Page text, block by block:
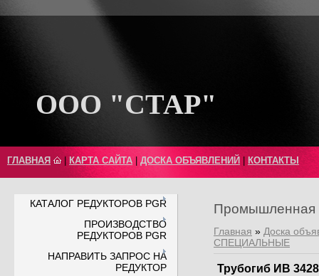
ООО "СТАР"
ГЛАВНАЯ КАРТА САЙТА ДОСКА ОБЪЯВЛЕНИЙ КОНТАКТЫ
КАТАЛОГ РЕДУКТОРОВ PGR
ПРОИЗВОДСТВО
РЕДУКТОРОВ PGR
НАПРАВИТЬ ЗАПРОС НА
РЕДУКТОР
Промышленная
Главная » Доска
СПЕЦИАЛЬНЫЕ
Трубогиб ИВ 3428